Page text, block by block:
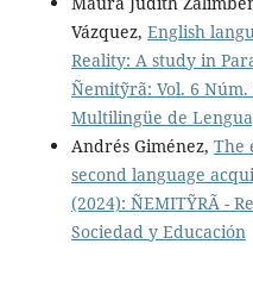
Vázquez, English
Reality: A study in
Ñemitỹrã: Vol. 6 Núm.
Multilingüe de
Andrés Giménez, The
second language
(2024): ÑEMITỸRÃ -
Sociedad y Educación